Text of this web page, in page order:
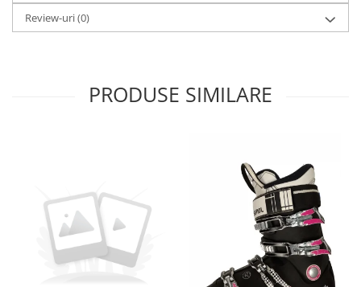
Review-uri(0)
PRODUSE SIMILARE